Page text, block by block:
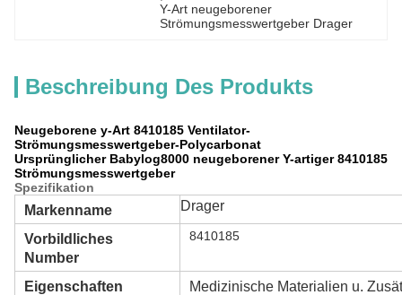
Y-Art neugeborener
Strömungsmesswertgeber Drager
Beschreibung Des Produkts
Neugeborene y-Art 8410185 Ventilator-
Strömungsmesswertgeber-Polycarbonat
Ursprünglicher Babylog8000 neugeborener Y-artiger 8410185
Strömungsmesswertgeber
Spezifikation
Markenname Drager
Vorbildliches
Number
8410185
Eigenschaften
Medizinische Materialien u.